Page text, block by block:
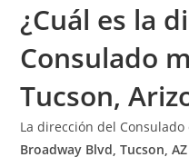
¿Cuál es la
Consulado
Tucson,
La dirección del
Broadway Blvd, Tucson, AZ